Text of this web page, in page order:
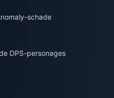
schade
DPS-personages